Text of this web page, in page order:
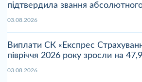
підтвердила звання
03.08.2026
Виплати СК «Експрес
півріччя 2026 року зросли на
03.08.2026